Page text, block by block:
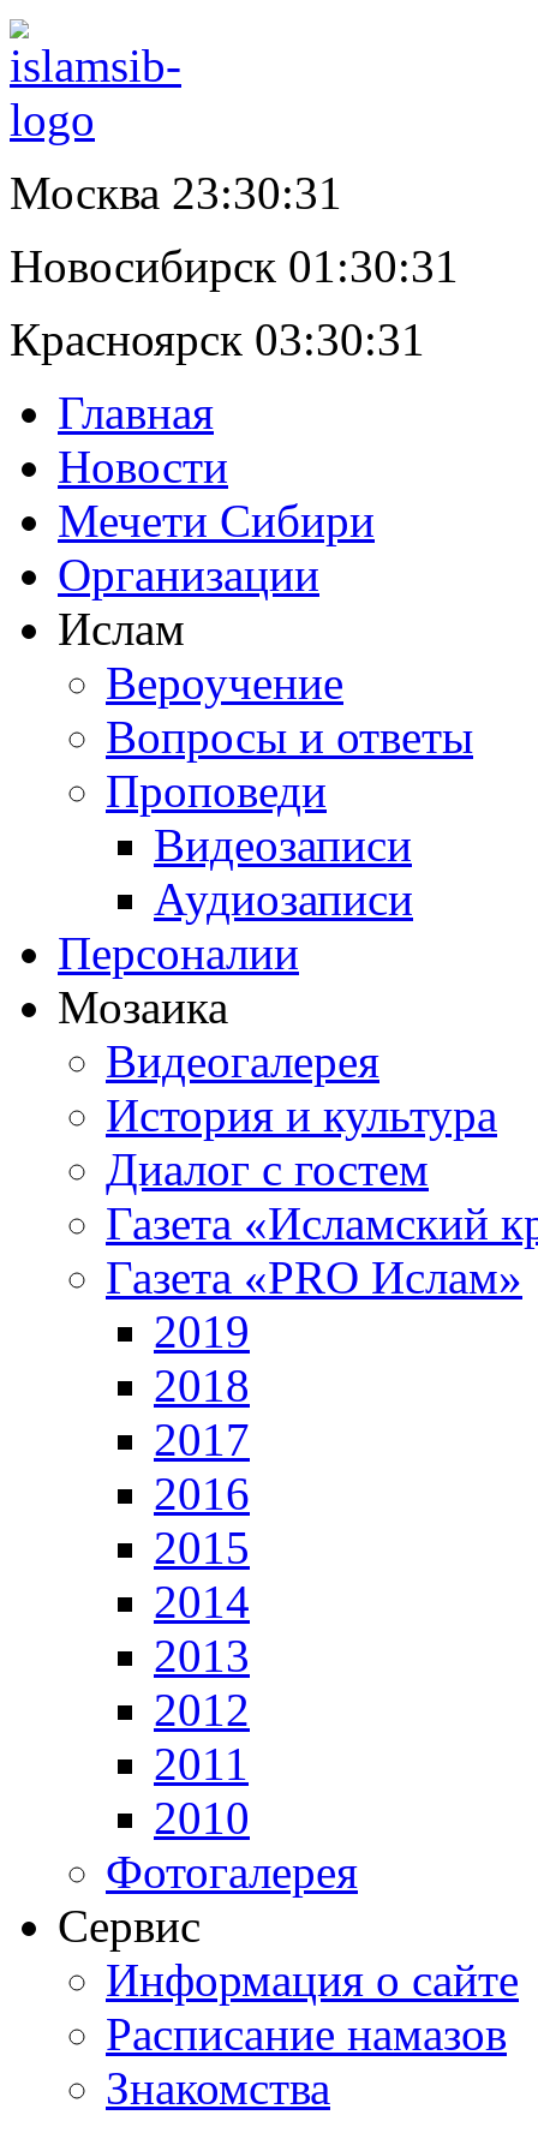
Москва 23:30:32
Новосибирск 01:30:32
Красноярск 03:30:32
Главная
Новости
Мечети Сибири
Организации
Ислам
Вероучение
Вопросы и ответы
Проповеди
Видеозаписи
Аудиозаписи
Персоналии
Мозаика
Видеогалерея
История и культура
Диалог с гостем
Газета «Исламский
Газета «PRO Ислам»
2019
2018
2017
2016
2015
2014
2013
2012
2011
2010
Фотогалерея
Сервис
Информация о сайте
Расписание намазов
Знакомства